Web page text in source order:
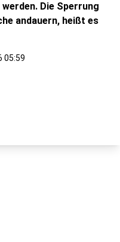
Die Sperrung
andauern, heißt es
05:59